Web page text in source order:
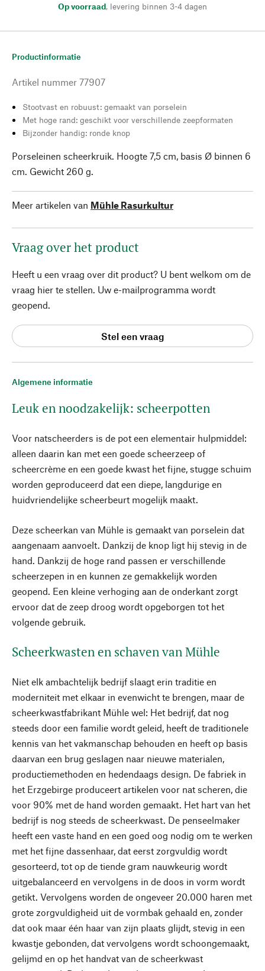
Op voorraad, levering binnen 3-4 dagen
Algemene informatie
Leuk en noodzakelijk: scheerpotten
Voor natscheerders is de pot een elementair hulpmiddel:
alleen daarin kan met een goede scheerzeep of
scheercrème en een goede kwast het fijne, stugge schuim
worden geproduceerd dat een diepe, langdurige en
huidvriendelijke scheerbeurt mogelijk maakt.
Deze scheerkan van Mühle is gemaakt van porselein dat
aangenaam aanvoelt. Dankzij de knop ligt hij stevig in de
hand. Dankzij de hoge rand passen er verschillende
scheerzepen in en kunnen ze gemakkelijk worden
geopend. Een kleine verhoging aan de onderkant zorgt
ervoor dat de zeep droog wordt opgeborgen tot het
volgende gebruik.
Scheerkwasten en schaven van Mühle
Niet elk ambachtelijk bedrijf slaagt erin traditie en
moderniteit met elkaar in evenwicht te brengen, maar de
scheerkwastfabrikant Mühle wel: Het bedrijf, dat nog
steeds door een familie wordt geleid, heeft de traditionele
kennis van het vakmanschap behouden en heeft op basis
daarvan een brug geslagen naar nieuwe materialen,
productiemethoden en hedendaags design. De fabriek in
het Erzgebirge produceert artikelen voor nat scheren, die
voor 90% met de hand worden gemaakt. Het hart van het
bedrijf is nog steeds de scheerkwast. De penseelmaker
heeft een vaste hand en een goed oog nodig om te werken
met het fijne dassenhaar, dat eerst zorgvuldig wordt
gesorteerd, tot op de tiende gram nauwkeurig wordt
uitgebalanceerd en vervolgens in de doos in vorm wordt
getikt. Vervolgens worden de ongeveer 20.000 haren met
grote zorgvuldigheid uit de vormbak gehaald en, zonder
dat ook maar één haar van zijn plaats glijdt, stevig in een
kwastje gebonden, dat vervolgens wordt schoongemaakt,
gelijmd en op het handvat van de scheerkwast
Productinformatie
Artikel nummer 77907
Stootvast en robuust: gemaakt van porselein
Met hoge rand: geschikt voor verschillende zeepformaten
Bijzonder handig: ronde knop
Porseleinen scheerkruik. Hoogte 7,5 cm, basis Ø binnen 6
cm. Gewicht 260 g.
Meer artikelen van Mühle Rasurkultur
Vraag over het product
Heeft u een vraag over dit product? U bent welkom om de
vraag hier te stellen. Uw e-mailprogramma wordt
geopend.
Stel een vraag